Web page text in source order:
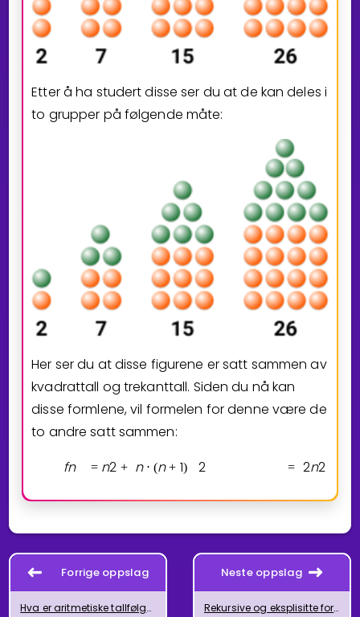
Etter å ha studert disse ser du at de kan deles i
to grupper på følgende måte:
Her ser du at disse figurene er satt sammen av
kvadrattall og trekanttall. Siden du nå kan
disse formlene, vil formelen for denne være de
to andre satt sammen:
fn = n2 + n ⋅ (n + 1) 2 = 2n2
Forrige oppslag
Hva er aritmetiske tallfølger?
Neste oppslag
Rekursive og eksplisitte formler